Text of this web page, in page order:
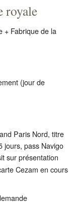
royale
+ Fabrique de la
(jour de
Paris Nord, titre
jours, pass Navigo
sur présentation
Cezam en cours